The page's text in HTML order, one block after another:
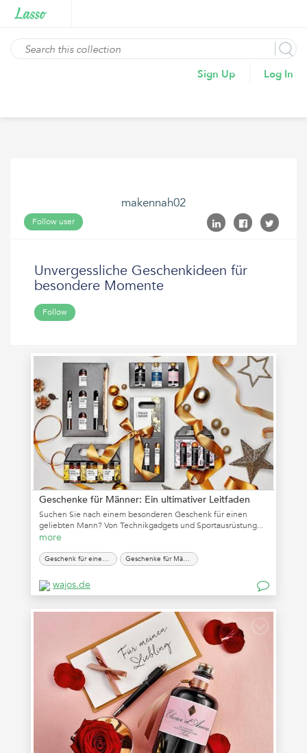
Sign Up Log In
makennah02
Follow user
Unvergessliche Geschenkideen für
besondere Momente
Follow
Geschenke für Männer: Ein ultimativer Leitfaden
Suchen Sie nach einem besonderen Geschenk für einen
geliebten Mann? Von Technikgadgets und Sportausrüstung...
more
Geschenk für einen Mann Geschenke für Männer
wajos.de